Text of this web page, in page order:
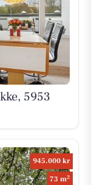
5953
945.000 kr
73 m2